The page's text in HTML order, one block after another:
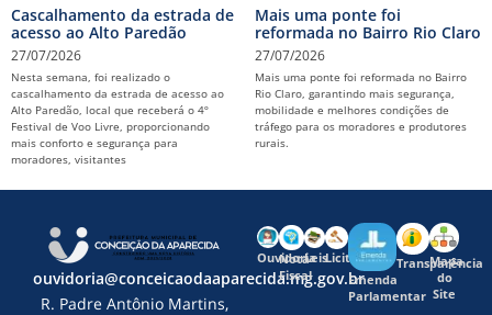
Cascalhamento da estrada de
acesso ao Alto Paredão
27/07/2026
Nesta semana, foi realizado o
cascalhamento da estrada de acesso ao
Alto Paredão, local que receberá o 4º
Festival de Voo Livre, proporcionando
mais conforto e segurança para
moradores, visitantes
Mais uma ponte foi
reformada no Bairro Rio Claro
27/07/2026
Mais uma ponte foi reformada no Bairro
Rio Claro, garantindo mais segurança,
mobilidade e melhores condições de
tráfego para os moradores e produtores
rurais.
ouvidoria@conceicaodaaparecida.mg.gov.br
R. Padre Antônio Martins,
Ouvidoria
Nota
Fiscal
LeisLicitações
Emenda
Parlamentar
Transparência
Mapa
do
Site